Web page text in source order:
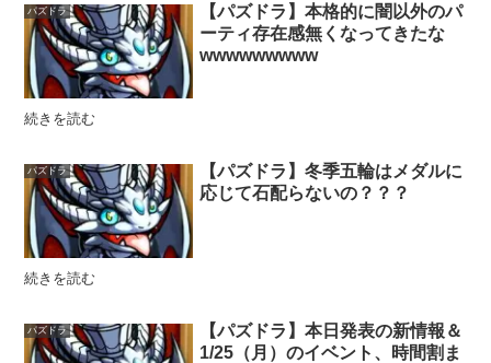
パズドラ
【パズドラ】本格的に闇以外のパ
ーティ存在感無くなってきたな
wwwwwwwww
続きを読む
パズドラ
【パズドラ】冬季五輪はメダルに
応じて石配らないの？？？
続きを読む
パズドラ
【パズドラ】本日発表の新情報＆
1/25（月）のイベント、時間割ま